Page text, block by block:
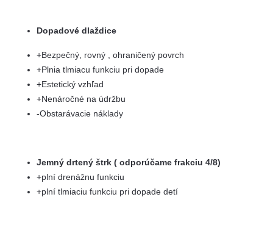
Dopadové dlaždice
+Bezpečný, rovný , ohraničený povrch
+Plnia tlmiacu funkciu pri dopade
+Estetický vzhľad
+Nenáročné na údržbu
-Obstarávacie náklady
Jemný drtený štrk ( odporúčame frakciu 4/8)
+plní drenážnu funkciu
+plní tlmiaciu funkciu pri dopade detí